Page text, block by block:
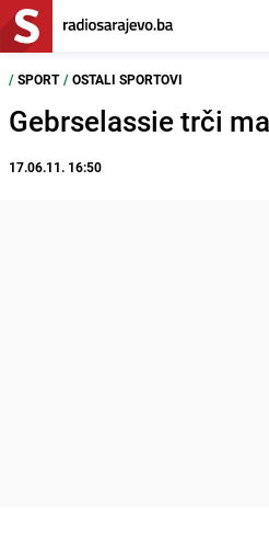
/ SPORT / OSTALI SPORTOVI
Gebrselassie trči
17.06.11. 16:50